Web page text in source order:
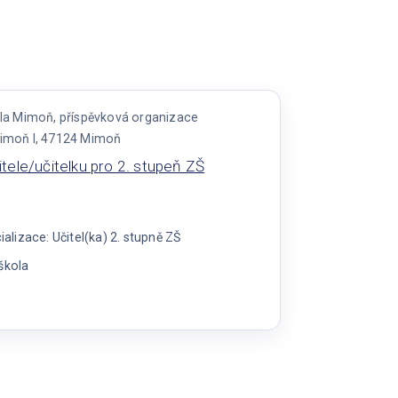
Mimoň, příspěvková organizace
I, 47124 Mimoň
učitelku pro 2. stupeň ZŠ
Učitel(ka) 2. stupně ZŠ